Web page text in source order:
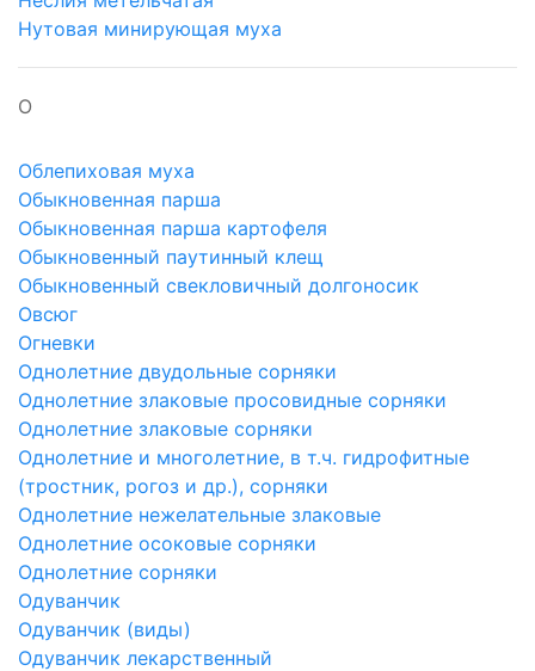
Нутовая минирующая муха
О
Облепиховая муха
Обыкновенная парша
Обыкновенная парша картофеля
Обыкновенный паутинный клещ
Обыкновенный свекловичный долгоносик
Овсюг
Огневки
Однолетние двудольные сорняки
Однолетние злаковые просовидные сорняки
Однолетние злаковые сорняки
Однолетние и многолетние, в т.ч. гидрофитные
(тростник, рогоз и др.), сорняки
Однолетние нежелательные злаковые
Однолетние осоковые сорняки
Однолетние сорняки
Одуванчик
Одуванчик (виды)
Одуванчик лекарственный